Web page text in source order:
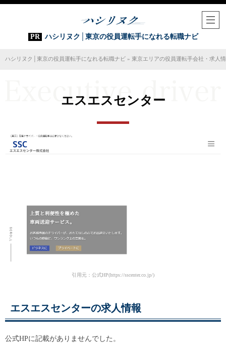
ハシリヌク│東京の役員運転手になれる転職ナビ
ハシリヌク│東京の役員運転手になれる転職ナビ » 東京エリアの役員運転手会社・求人
エスエスセンター
引用元：公式HP(https://sscenter.co.jp/)
エスエスセンターの求人情報
公式HPに記載がありませんでした。